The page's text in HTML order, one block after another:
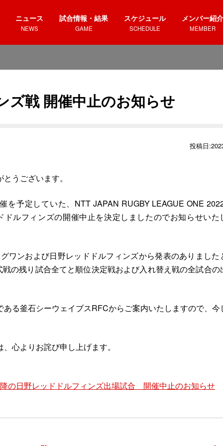
ニュース
NEWS
試合情報・結果
GAME
スケジュール
SCHEDULE
メンバー紹介
MEMBER
ズ戦 開催中止のお知らせ
投稿日
うございます。
予定していた、NTT JAPAN RUGBY LEAGUE ONE
ルフィンズの開催中止を決定しましたのでお知らせいた
ワンおよび日野レッドドルフィンズから発表のありました
の残り試合全てと順位決定戦および入れ替え戦の全試合の
る釜石シーウェイブスRFCからご案内いたしますので、今
心よりお詫び申し上げます。
の日野レッドドルフィンズ出場試合 開催中止のお知らせ